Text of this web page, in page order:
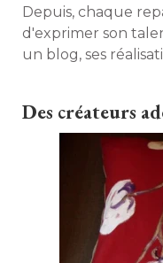
Depuis, chaque
d'exprimer son
un blog, ses
Des créateurs